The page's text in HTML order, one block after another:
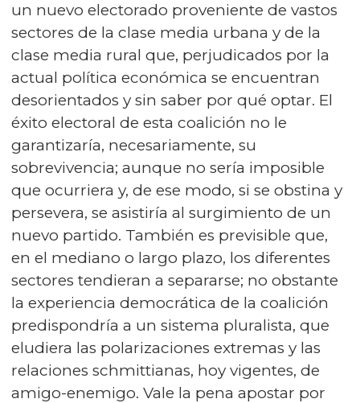
un nuevo electorado proveniente de vastos
sectores de la clase media urbana y de la
clase media rural que, perjudicados por la
actual política económica se encuentran
desorientados y sin saber por qué optar. El
éxito electoral de esta coalición no le
garantizaría, necesariamente, su
sobrevivencia; aunque no sería imposible
que ocurriera y, de ese modo, si se obstina y
persevera, se asistiría al surgimiento de un
nuevo partido. También es previsible que,
en el mediano o largo plazo, los diferentes
sectores tendieran a separarse; no obstante
la experiencia democrática de la coalición
predispondría a un sistema pluralista, que
eludiera las polarizaciones extremas y las
relaciones schmittianas, hoy vigentes, de
amigo-enemigo. Vale la pena apostar por